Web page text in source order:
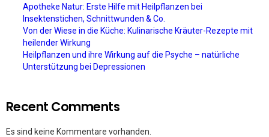
Apotheke Natur: Erste Hilfe mit Heilpflanzen bei
Insektenstichen, Schnittwunden & Co.
Von der Wiese in die Küche: Kulinarische Kräuter-Rezepte mit
heilender Wirkung
Heilpflanzen und ihre Wirkung auf die Psyche – natürliche
Unterstützung bei Depressionen
Recent Comments
Es sind keine Kommentare vorhanden.